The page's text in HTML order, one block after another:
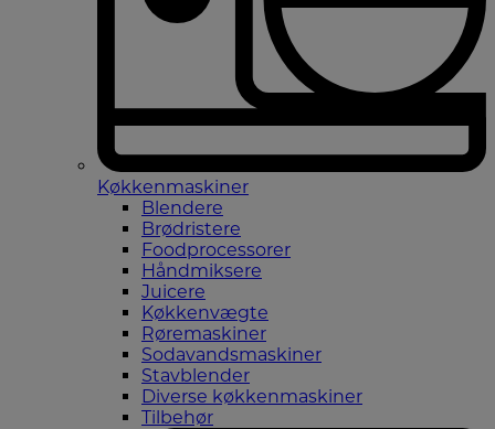
Køkkenmaskiner
Blendere
Brødristere
Foodprocessorer
Håndmiksere
Juicere
Køkkenvægte
Røremaskiner
Sodavandsmaskiner
Stavblender
Diverse køkkenmaskiner
Tilbehør